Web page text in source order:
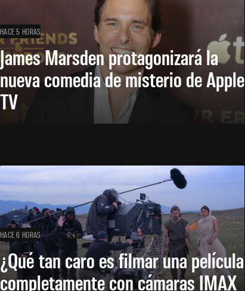
HACE 5 HORAS
James Marsden protagonizará la
nueva comedia de misterio de Apple
TV
HACE 6 HORAS
¿Qué tan caro es filmar una película
completamente con cámaras IMAX